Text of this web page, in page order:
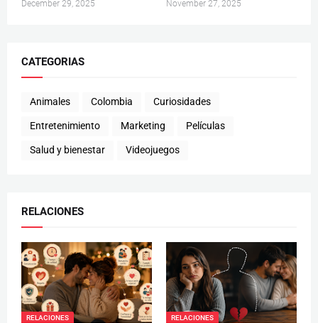
December 29, 2025 November 27, 2025
CATEGORIAS
Animales Colombia Curiosidades
Entretenimiento Marketing Películas
Salud y bienestar Videojuegos
RELACIONES
RELACIONES RELACIONES